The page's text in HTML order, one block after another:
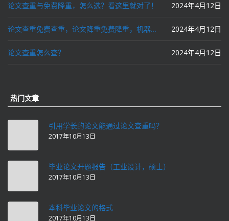
论文查重与免费降重，怎么选？看这里就对了！ 2024年4月12日
论文查重免费查重，论文降重免费降重，机器降重，人工降重，降低AIGC写作率，ai写论文，都要选论文狗和paperdog以及文思慧达！ 2024年4月12日
论文查重怎么查？ 2024年4月12日
热门文章
引用学长的论文能通过论文查重吗？
2017年10月13日
毕业论文开题报告（工业设计，硕士）
2017年10月13日
本科毕业论文的格式
2017年10月13日